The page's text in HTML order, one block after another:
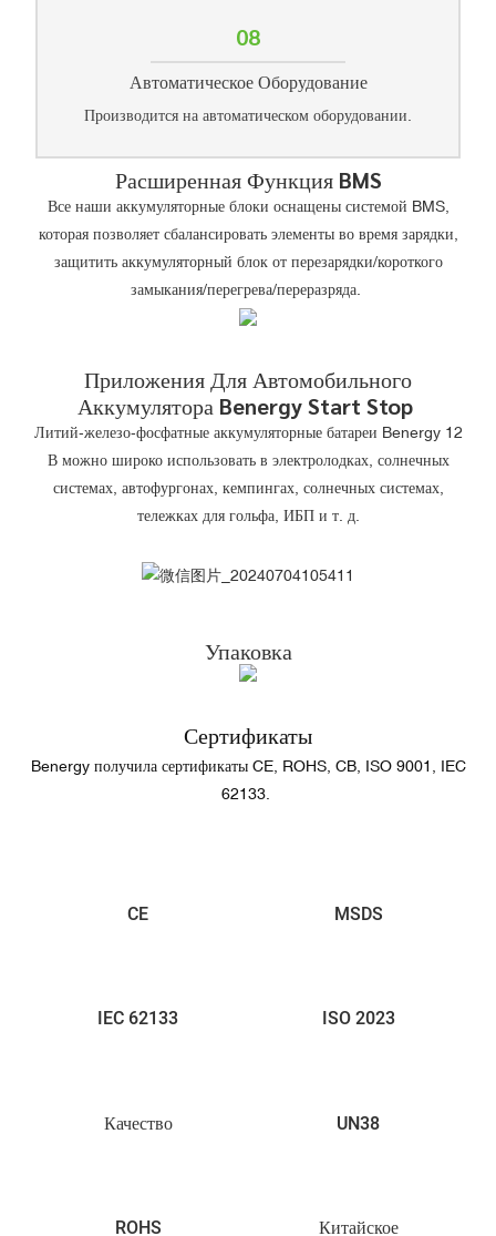
08
Автоматическое Оборудование
Производится на автоматическом оборудовании.
Расширенная Функция BMS
Все наши аккумуляторные блоки оснащены системой BMS,
которая позволяет сбалансировать элементы во время зарядки,
защитить аккумуляторный блок от перезарядки/короткого
замыкания/перегрева/переразряда.
Приложения Для Автомобильного
Аккумулятора Benergy Start Stop
Литий-железо-фосфатные аккумуляторные батареи Benergy 12
В можно широко использовать в электролодках, солнечных
системах, автофургонах, кемпингах, солнечных системах,
тележках для гольфа, ИБП и т. д.
Упаковка
Сертификаты
Benergy получила сертификаты CE, ROHS, CB, ISO 9001, IEC
62133.
CE MSDS
IEC 62133 ISO 2023
Качество UN38
ROHS
Китайское